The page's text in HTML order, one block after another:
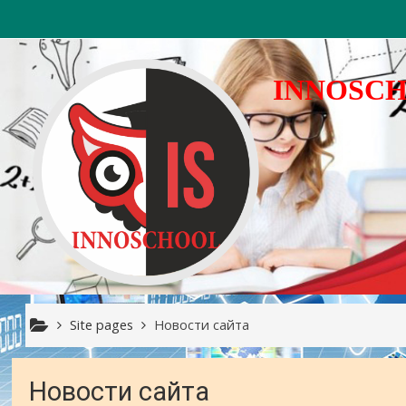
Site pages Новости сайта
Новости сайта